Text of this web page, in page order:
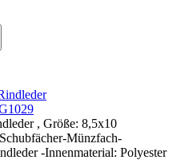
, Größe: 8,5x10
Münzfach-
-Innenmaterial: Polyester